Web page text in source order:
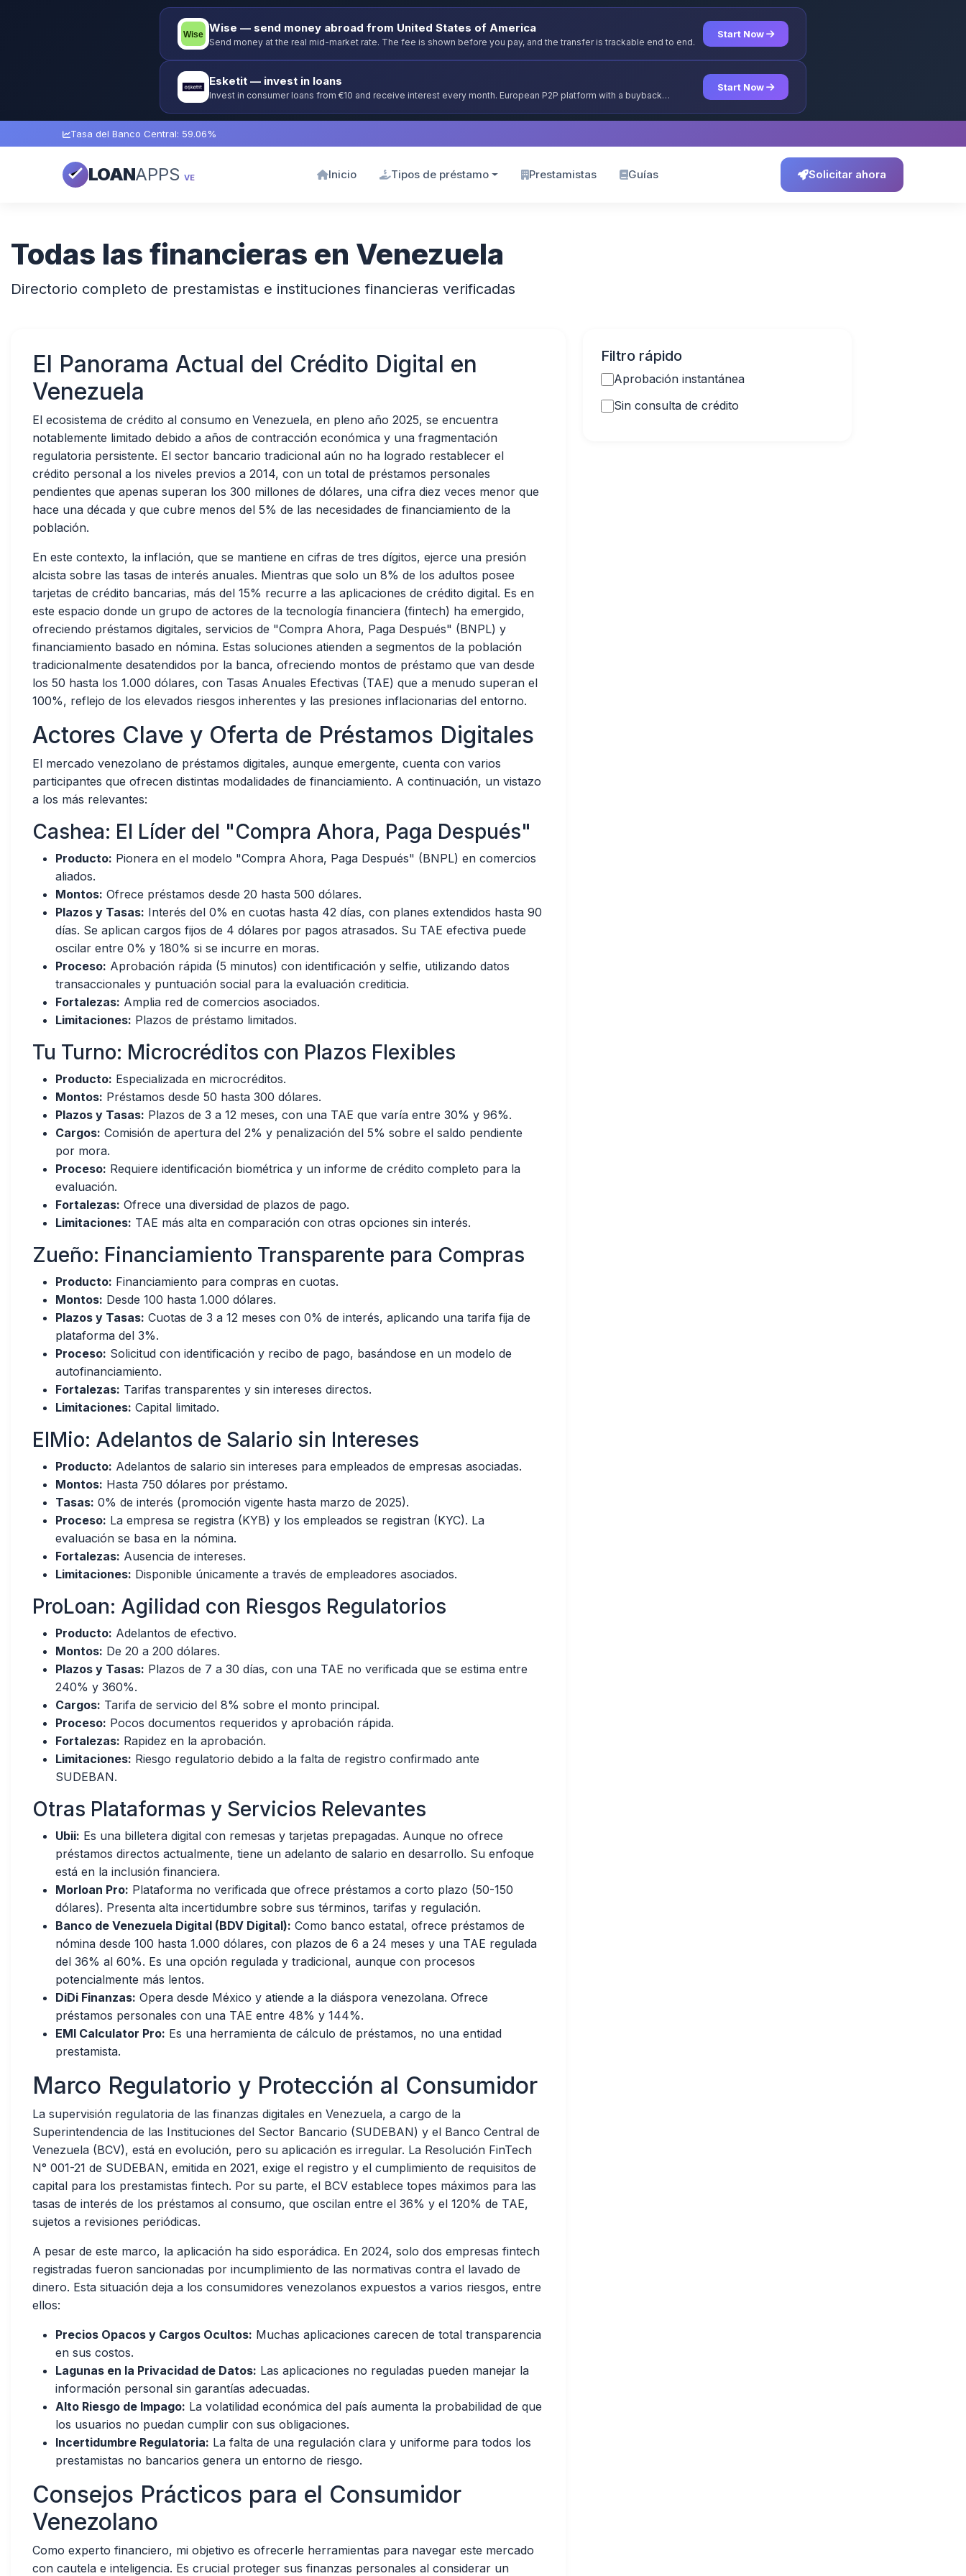
Wise — send money abroad from United States of America
Send money at the real mid-market rate. The fee is shown before you pay, and the transfer is trackable end to end.
Start Now
Esketit — invest in loans
Invest in consumer loans from €10 and receive interest every month. European P2P platform with a buyback
Start Now
Tasa del Banco Central: 59.06%
LOANAPPS VE Inicio Tipos de préstamo Prestamistas Guías Solicitar ahora
Todas las financieras en Venezuela
Directorio completo de prestamistas e instituciones financieras verificadas
El Panorama Actual del Crédito Digital en
Venezuela
El ecosistema de crédito al consumo en Venezuela, en pleno año 2025, se encuentra
notablemente limitado debido a años de contracción económica y una fragmentación
regulatoria persistente. El sector bancario tradicional aún no ha logrado restablecer el
crédito personal a los niveles previos a 2014, con un total de préstamos personales
pendientes que apenas superan los 300 millones de dólares, una cifra diez veces menor que
hace una década y que cubre menos del 5% de las necesidades de financiamiento de la
población.
En este contexto, la inflación, que se mantiene en cifras de tres dígitos, ejerce una presión
alcista sobre las tasas de interés anuales. Mientras que solo un 8% de los adultos posee
tarjetas de crédito bancarias, más del 15% recurre a las aplicaciones de crédito digital. Es en
este espacio donde un grupo de actores de la tecnología financiera (fintech) ha emergido,
ofreciendo préstamos digitales, servicios de "Compra Ahora, Paga Después" (BNPL) y
financiamiento basado en nómina. Estas soluciones atienden a segmentos de la población
tradicionalmente desatendidos por la banca, ofreciendo montos de préstamo que van desde
los 50 hasta los 1.000 dólares, con Tasas Anuales Efectivas (TAE) que a menudo superan el
100%, reflejo de los elevados riesgos inherentes y las presiones inflacionarias del entorno.
Actores Clave y Oferta de Préstamos Digitales
El mercado venezolano de préstamos digitales, aunque emergente, cuenta con varios
participantes que ofrecen distintas modalidades de financiamiento. A continuación, un vistazo
a los más relevantes:
Cashea: El Líder del "Compra Ahora, Paga Después"
Producto: Pionera en el modelo "Compra Ahora, Paga Después" (BNPL) en comercios
aliados.
Montos: Ofrece préstamos desde 20 hasta 500 dólares.
Plazos y Tasas: Interés del 0% en cuotas hasta 42 días, con planes extendidos hasta 90
días. Se aplican cargos fijos de 4 dólares por pagos atrasados. Su TAE efectiva puede
oscilar entre 0% y 180% si se incurre en moras.
Proceso: Aprobación rápida (5 minutos) con identificación y selfie, utilizando datos
transaccionales y puntuación social para la evaluación crediticia.
Fortalezas: Amplia red de comercios asociados.
Limitaciones: Plazos de préstamo limitados.
Tu Turno: Microcréditos con Plazos Flexibles
Producto: Especializada en microcréditos.
Montos: Préstamos desde 50 hasta 300 dólares.
Plazos y Tasas: Plazos de 3 a 12 meses, con una TAE que varía entre 30% y 96%.
Cargos: Comisión de apertura del 2% y penalización del 5% sobre el saldo pendiente
por mora.
Proceso: Requiere identificación biométrica y un informe de crédito completo para la
evaluación.
Fortalezas: Ofrece una diversidad de plazos de pago.
Limitaciones: TAE más alta en comparación con otras opciones sin interés.
Zueño: Financiamiento Transparente para Compras
Producto: Financiamiento para compras en cuotas.
Montos: Desde 100 hasta 1.000 dólares.
Plazos y Tasas: Cuotas de 3 a 12 meses con 0% de interés, aplicando una tarifa fija de
plataforma del 3%.
Proceso: Solicitud con identificación y recibo de pago, basándose en un modelo de
autofinanciamiento.
Fortalezas: Tarifas transparentes y sin intereses directos.
Limitaciones: Capital limitado.
ElMio: Adelantos de Salario sin Intereses
Producto: Adelantos de salario sin intereses para empleados de empresas asociadas.
Montos: Hasta 750 dólares por préstamo.
Tasas: 0% de interés (promoción vigente hasta marzo de 2025).
Proceso: La empresa se registra (KYB) y los empleados se registran (KYC). La
evaluación se basa en la nómina.
Fortalezas: Ausencia de intereses.
Limitaciones: Disponible únicamente a través de empleadores asociados.
ProLoan: Agilidad con Riesgos Regulatorios
Producto: Adelantos de efectivo.
Montos: De 20 a 200 dólares.
Plazos y Tasas: Plazos de 7 a 30 días, con una TAE no verificada que se estima entre
240% y 360%.
Cargos: Tarifa de servicio del 8% sobre el monto principal.
Proceso: Pocos documentos requeridos y aprobación rápida.
Fortalezas: Rapidez en la aprobación.
Limitaciones: Riesgo regulatorio debido a la falta de registro confirmado ante
SUDEBAN.
Otras Plataformas y Servicios Relevantes
Ubii: Es una billetera digital con remesas y tarjetas prepagadas. Aunque no ofrece
préstamos directos actualmente, tiene un adelanto de salario en desarrollo. Su enfoque
está en la inclusión financiera.
Morloan Pro: Plataforma no verificada que ofrece préstamos a corto plazo (50-150
dólares). Presenta alta incertidumbre sobre sus términos, tarifas y regulación.
Banco de Venezuela Digital (BDV Digital): Como banco estatal, ofrece préstamos de
nómina desde 100 hasta 1.000 dólares, con plazos de 6 a 24 meses y una TAE regulada
del 36% al 60%. Es una opción regulada y tradicional, aunque con procesos
potencialmente más lentos.
DiDi Finanzas: Opera desde México y atiende a la diáspora venezolana. Ofrece
préstamos personales con una TAE entre 48% y 144%.
EMI Calculator Pro: Es una herramienta de cálculo de préstamos, no una entidad
prestamista.
Marco Regulatorio y Protección al Consumidor
La supervisión regulatoria de las finanzas digitales en Venezuela, a cargo de la
Superintendencia de las Instituciones del Sector Bancario (SUDEBAN) y el Banco Central de
Venezuela (BCV), está en evolución, pero su aplicación es irregular. La Resolución FinTech
N° 001-21 de SUDEBAN, emitida en 2021, exige el registro y el cumplimiento de requisitos de
capital para los prestamistas fintech. Por su parte, el BCV establece topes máximos para las
tasas de interés de los préstamos al consumo, que oscilan entre el 36% y el 120% de TAE,
sujetos a revisiones periódicas.
A pesar de este marco, la aplicación ha sido esporádica. En 2024, solo dos empresas fintech
registradas fueron sancionadas por incumplimiento de las normativas contra el lavado de
dinero. Esta situación deja a los consumidores venezolanos expuestos a varios riesgos, entre
ellos:
Precios Opacos y Cargos Ocultos: Muchas aplicaciones carecen de total transparencia
en sus costos.
Lagunas en la Privacidad de Datos: Las aplicaciones no reguladas pueden manejar la
información personal sin garantías adecuadas.
Alto Riesgo de Impago: La volatilidad económica del país aumenta la probabilidad de que
los usuarios no puedan cumplir con sus obligaciones.
Incertidumbre Regulatoria: La falta de una regulación clara y uniforme para todos los
prestamistas no bancarios genera un entorno de riesgo.
Consejos Prácticos para el Consumidor
Venezolano
Como experto financiero, mi objetivo es ofrecerle herramientas para navegar este mercado
con cautela e inteligencia. Es crucial proteger sus finanzas personales al considerar un
Filtro rápido
Aprobación instantánea
Sin consulta de crédito